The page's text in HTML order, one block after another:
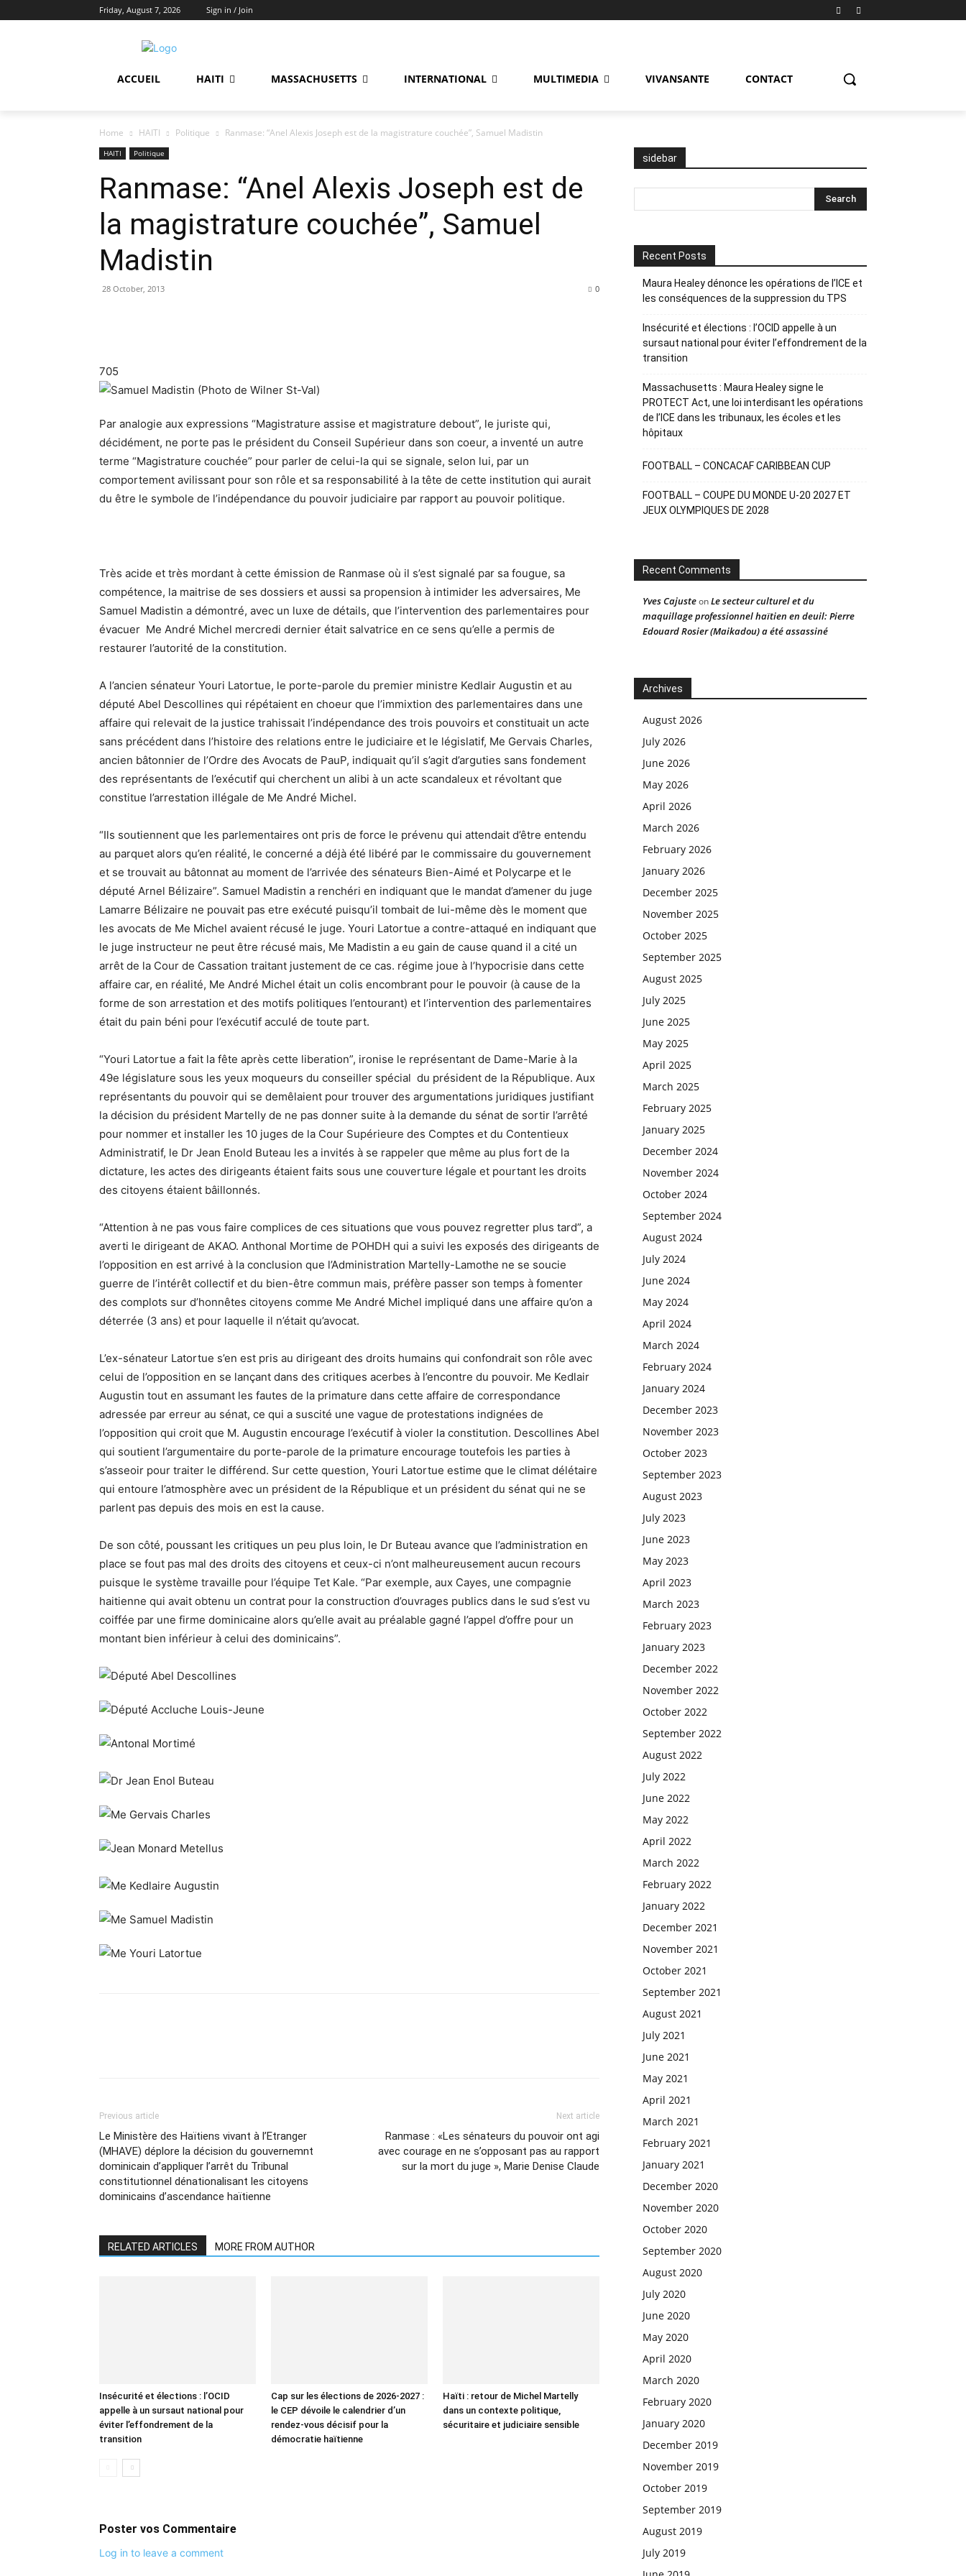
Friday, August 7, 2026 Sign in / Join
ACCUEIL HAITI MASSACHUSETTS INTERNATIONAL MULTIMEDIA VIVANSANTE CONTACT
Home HAITI Politique Ranmase: “Anel Alexis Joseph est de la magistrature couchée”, Samuel Madistin
HAITI Politique
Ranmase: “Anel Alexis Joseph est de
la magistrature couchée”, Samuel
Madistin
28 October, 2013 0
705
Par analogie aux expressions “Magistrature assise et magistrature debout”, le juriste qui,
décidément, ne porte pas le président du Conseil Supérieur dans son coeur, a inventé un autre
terme “Magistrature couchée” pour parler de celui-la qui se signale, selon lui, par un
comportement avilissant pour son rôle et sa responsabilité à la tête de cette institution qui aurait
du être le symbole de l’indépendance du pouvoir judiciaire par rapport au pouvoir politique.
Très acide et très mordant à cette émission de Ranmase où il s’est signalé par sa fougue, sa
compétence, la maitrise de ses dossiers et aussi sa propension à intimider les adversaires, Me
Samuel Madistin a démontré, avec un luxe de détails, que l’intervention des parlementaires pour
évacuer Me André Michel mercredi dernier était salvatrice en ce sens qu’elle a permis de
restaurer l’autorité de la constitution.
A l’ancien sénateur Youri Latortue, le porte-parole du premier ministre Kedlair Augustin et au
député Abel Descollines qui répétaient en choeur que l’immixtion des parlementaires dans une
affaire qui relevait de la justice trahissait l’indépendance des trois pouvoirs et constituait un acte
sans précédent dans l’histoire des relations entre le judiciaire et le législatif, Me Gervais Charles,
ancien bâtonnier de l’Ordre des Avocats de PauP, indiquait qu’il s’agit d’arguties sans fondement
des représentants de l’exécutif qui cherchent un alibi à un acte scandaleux et révoltant que
constitue l’arrestation illégale de Me André Michel.
“Ils soutiennent que les parlementaires ont pris de force le prévenu qui attendait d’être entendu
au parquet alors qu’en réalité, le concerné a déjà été libéré par le commissaire du gouvernement
et se trouvait au bâtonnat au moment de l’arrivée des sénateurs Bien-Aimé et Polycarpe et le
député Arnel Bélizaire”. Samuel Madistin a renchéri en indiquant que le mandat d’amener du juge
Lamarre Bélizaire ne pouvait pas etre exécuté puisqu’il tombait de lui-même dès le moment que
les avocats de Me Michel avaient récusé le juge. Youri Latortue a contre-attaqué en indiquant que
le juge instructeur ne peut être récusé mais, Me Madistin a eu gain de cause quand il a cité un
arrêt de la Cour de Cassation traitant justement de ce cas. régime joue à l’hypocrisie dans cette
affaire car, en réalité, Me André Michel était un colis encombrant pour le pouvoir (à cause de la
forme de son arrestation et des motifs politiques l’entourant) et l’intervention des parlementaires
était du pain béni pour l’exécutif acculé de toute part.
“Youri Latortue a fait la fête après cette liberation”, ironise le représentant de Dame-Marie à la
49e législature sous les yeux moqueurs du conseiller spécial du président de la République. Aux
représentants du pouvoir qui se demêlaient pour trouver des argumentations juridiques justifiant
la décision du président Martelly de ne pas donner suite à la demande du sénat de sortir l’arrêté
pour nommer et installer les 10 juges de la Cour Supérieure des Comptes et du Contentieux
Administratif, le Dr Jean Enold Buteau les a invités à se rappeler que même au plus fort de la
dictature, les actes des dirigeants étaient faits sous une couverture légale et pourtant les droits
des citoyens étaient bâillonnés.
“Attention à ne pas vous faire complices de ces situations que vous pouvez regretter plus tard”, a
averti le dirigeant de AKAO. Anthonal Mortime de POHDH qui a suivi les exposés des dirigeants de
l’opposition en est arrivé à la conclusion que l’Administration Martelly-Lamothe ne se soucie
guerre de l’intérêt collectif et du bien-être commun mais, préfère passer son temps à fomenter
des complots sur d’honnêtes citoyens comme Me André Michel impliqué dans une affaire qu’on a
déterrée (3 ans) et pour laquelle il n’était qu’avocat.
L’ex-sénateur Latortue s’en est pris au dirigeant des droits humains qui confondrait son rôle avec
celui de l’opposition en se lançant dans des critiques acerbes à l’encontre du pouvoir. Me Kedlair
Augustin tout en assumant les fautes de la primature dans cette affaire de correspondance
adressée par erreur au sénat, ce qui a suscité une vague de protestations indignées de
l’opposition qui croit que M. Augustin encourage l’exécutif à violer la constitution. Descollines Abel
qui soutient l’argumentaire du porte-parole de la primature encourage toutefois les parties à
s’asseoir pour traiter le différend. Sur cette question, Youri Latortue estime que le climat délétaire
qui entoure l’atmosphère avec un président de la République et un président du sénat qui ne se
parlent pas depuis des mois en est la cause.
De son côté, poussant les critiques un peu plus loin, le Dr Buteau avance que l’administration en
place se fout pas mal des droits des citoyens et ceux-ci n’ont malheureusement aucun recours
puisque le système travaille pour l’équipe Tet Kale. “Par exemple, aux Cayes, une compagnie
haitienne qui avait obtenu un contrat pour la construction d’ouvrages publics dans le sud s’est vu
coiffée par une firme dominicaine alors qu’elle avait au préalable gagné l’appel d’offre pour un
montant bien inférieur à celui des dominicains”.
Previous article
Le Ministère des Haïtiens vivant à l’Etranger
(MHAVE) déplore la décision du gouvernemnt
dominicain d’appliquer l’arrêt du Tribunal
constitutionnel dénationalisant les citoyens
dominicains d’ascendance haïtienne
Next article
Ranmase : «Les sénateurs du pouvoir ont agi
avec courage en ne s’opposant pas au rapport
sur la mort du juge », Marie Denise Claude
RELATED ARTICLES MORE FROM AUTHOR
Insécurité et élections : l’OCID
appelle à un sursaut national pour
éviter l’effondrement de la
transition
Cap sur les élections de 2026-2027 :
le CEP dévoile le calendrier d’un
rendez-vous décisif pour la
démocratie haïtienne
Haïti : retour de Michel Martelly
dans un contexte politique,
sécuritaire et judiciaire sensible
Poster vos Commentaire
Log in to leave a comment
sidebar
Recent Posts
Maura Healey dénonce les opérations de l’ICE et
les conséquences de la suppression du TPS
Insécurité et élections : l’OCID appelle à un
sursaut national pour éviter l’effondrement de la
transition
Massachusetts : Maura Healey signe le
PROTECT Act, une loi interdisant les opérations
de l’ICE dans les tribunaux, les écoles et les
hôpitaux
FOOTBALL – CONCACAF CARIBBEAN CUP
FOOTBALL – COUPE DU MONDE U-20 2027 ET
JEUX OLYMPIQUES DE 2028
Recent Comments
Yves CajusteonLe secteur culturel et du
maquillage professionnel haïtien en deuil: Pierre
Edouard Rosier (Maikadou) a été assassiné
Archives
August 2026
July 2026
June 2026
May 2026
April 2026
March 2026
February 2026
January 2026
December 2025
November 2025
October 2025
September 2025
August 2025
July 2025
June 2025
May 2025
April 2025
March 2025
February 2025
January 2025
December 2024
November 2024
October 2024
September 2024
August 2024
July 2024
June 2024
May 2024
April 2024
March 2024
February 2024
January 2024
December 2023
November 2023
October 2023
September 2023
August 2023
July 2023
June 2023
May 2023
April 2023
March 2023
February 2023
January 2023
December 2022
November 2022
October 2022
September 2022
August 2022
July 2022
June 2022
May 2022
April 2022
March 2022
February 2022
January 2022
December 2021
November 2021
October 2021
September 2021
August 2021
July 2021
June 2021
May 2021
April 2021
March 2021
February 2021
January 2021
December 2020
November 2020
October 2020
September 2020
August 2020
July 2020
June 2020
May 2020
April 2020
March 2020
February 2020
January 2020
December 2019
November 2019
October 2019
September 2019
August 2019
July 2019